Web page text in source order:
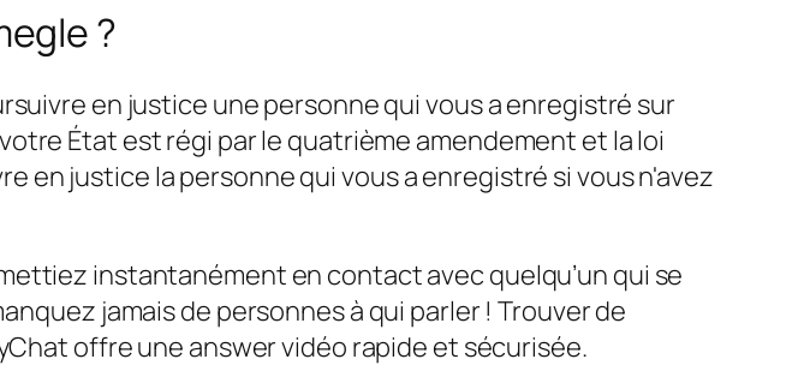
?
en justice une personne qui vous a enregistré sur
État est régi par le quatrième amendement et la loi
en justice la personne qui vous a enregistré si vous n'avez
instantanément en contact avec quelqu’un qui se
jamais de personnes à qui parler ! Trouver de
offre une answer vidéo rapide et sécurisée.